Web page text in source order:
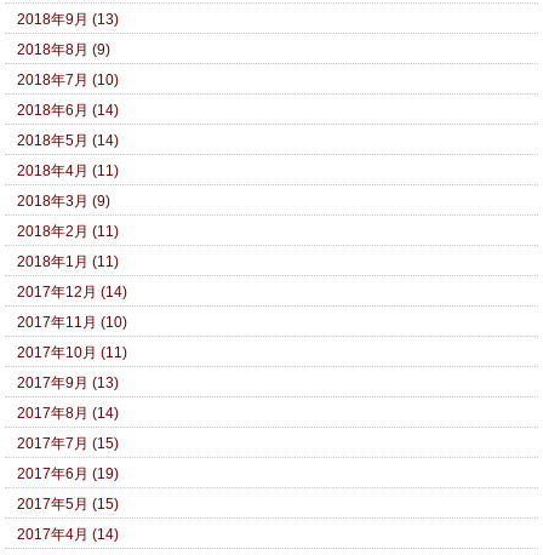
2018年9月 (13)
2018年8月 (9)
2018年7月 (10)
2018年6月 (14)
2018年5月 (14)
2018年4月 (11)
2018年3月 (9)
2018年2月 (11)
2018年1月 (11)
2017年12月 (14)
2017年11月 (10)
2017年10月 (11)
2017年9月 (13)
2017年8月 (14)
2017年7月 (15)
2017年6月 (19)
2017年5月 (15)
2017年4月 (14)